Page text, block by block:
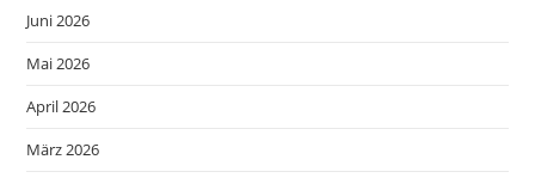
Juni 2026
Mai 2026
April 2026
März 2026